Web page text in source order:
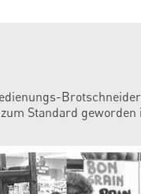
Standard geworden